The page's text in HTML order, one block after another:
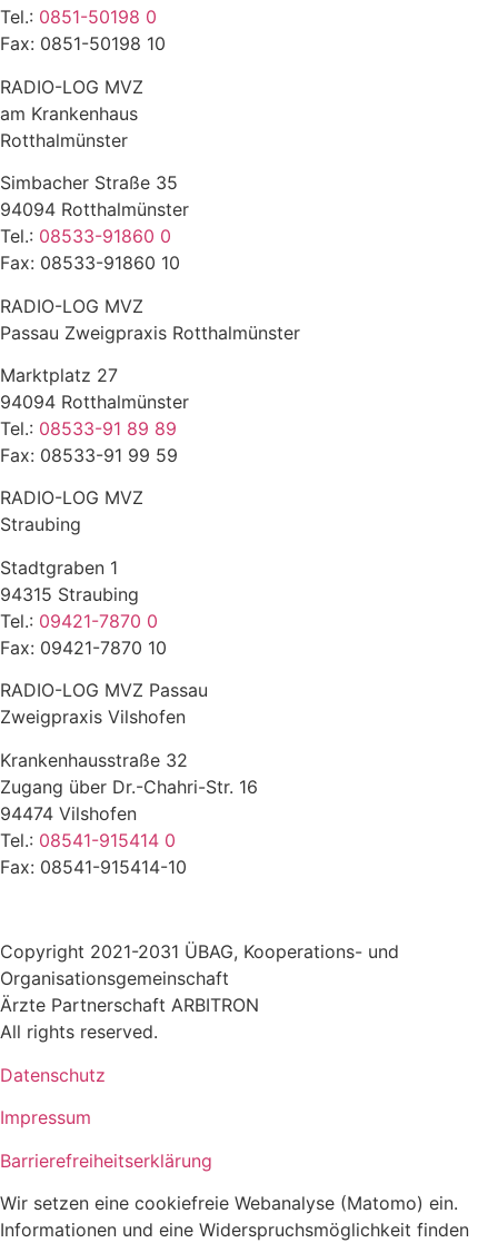
Tel.: 0851-50198 0
Fax: 0851-50198 10
RADIO-LOG MVZ
am Krankenhaus
Rotthalmünster
Simbacher Straße 35
94094 Rotthalmünster
Tel.: 08533-91860 0
Fax: 08533-91860 10
RADIO-LOG MVZ
Passau Zweigpraxis Rotthalmünster
Marktplatz 27
94094 Rotthalmünster
Tel.: 08533-91 89 89
Fax: 08533-91 99 59
RADIO-LOG MVZ
Straubing
Stadtgraben 1
94315 Straubing
Tel.: 09421-7870 0
Fax: 09421-7870 10
RADIO-LOG MVZ Passau
Zweigpraxis Vilshofen
Krankenhausstraße 32
Zugang über Dr.-Chahri-Str. 16
94474 Vilshofen
Tel.: 08541-915414 0
Fax: 08541-915414-10
Copyright 2021-2031 ÜBAG, Kooperations- und
Organisationsgemeinschaft
Ärzte Partnerschaft ARBITRON
All rights reserved.
Datenschutz
Impressum
Barrierefreiheitserklärung
Wir setzen eine cookiefreie Webanalyse (Matomo) ein.
Informationen und eine Widerspruchsmöglichkeit finden